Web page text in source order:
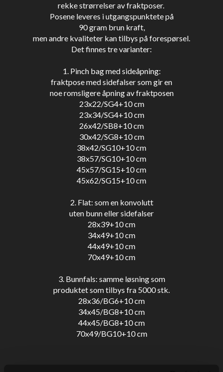
rekke strørrelser av fraktposer.
Posene leveres i utgangspunktete på
90 gram brun kraft,
men andre kvaliteter kan tilbys på forespørsel.
Det finnes tre varianter:
1. Pinch bag med sideåpning:
fraktpose med sidefalser som gir en
noe romsligere åpning av fraktposen
23x22/SG4+10 cm
23x34/SG4+10 cm
26x42/SB8+10 cm
30x42/SG8+10 cm
38x42/SG10+10 cm
38x57/SG10+10 cm
45x57/SG15+10 cm
45x62/SG15+10 cm
2. Flat: som en konvolutt
uten bunn eller sidefalser
28x39+10 cm
34x49+10 cm
44x49+10 cm
70x49+10 cm
3. Bunnfals: samme løsning som
produktet som tilbys fra 5000 stk.
28x36/BG6+10 cm
34x45/BG8+10 cm
44x45/BG8+10 cm
70x49/BG10+10 cm